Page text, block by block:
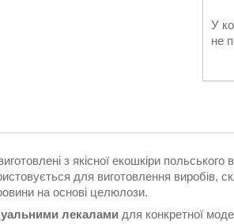
У
не
з якісної екошкіри
для виготовлення виробів,
на основі целюлози.
лекалами для конкретної